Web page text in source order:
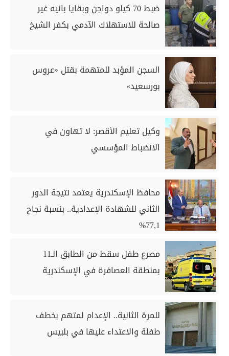
ضبط 70 كيلو دواجن وبقايا بانيه غير
صالحة للاستهلاك الآدمي بكفر الشيخ
السجن المؤبد للمتهمة بقتل «عروس
بورسعيد»
وكيل تعليم الأقصر: لا تهاون في
الانضباط المؤسسي
محافظ الإسكندرية يعتمد نتيجة الدور
الثاني للشهادة الإعدادية.. بنسبة نجاح
77,1%
مصرع طفل سقط من الطابق الـ11
بمنطقة العصافرة في الإسكندرية
للمرة الثانية.. الإعدام لمتهم بخطف
طفلة والاعتداء عليها في بلبيس